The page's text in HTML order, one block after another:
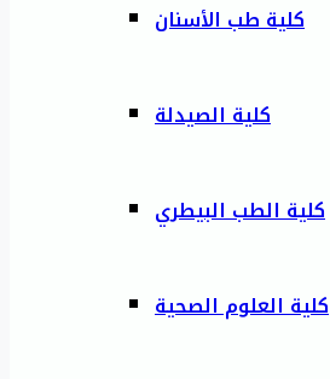
كلية طب الأسنان
كلية الصيدلة
كلية الطب البيطري
كلية العلوم الصحية